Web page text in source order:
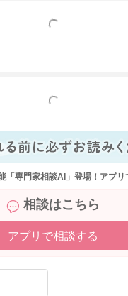
もっと見る
もっと見る
「専門家相談AI」登場！アプリ
相談はこちら
アプリで相談する